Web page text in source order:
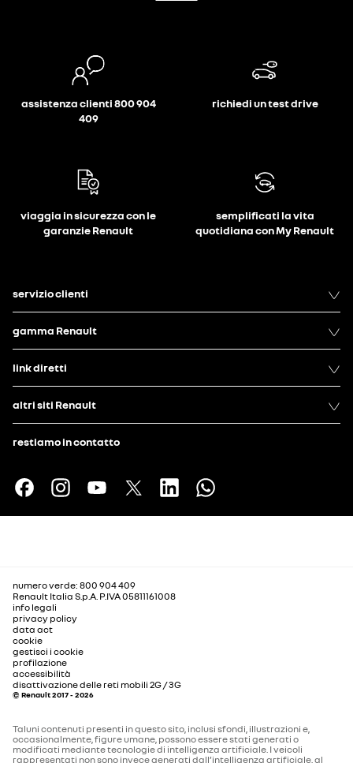
assistenza clienti 800 904
409
richiedi un test drive
viaggia in sicurezza con le
garanzie Renault
semplificati la vita
quotidiana con My Renault
servizio clienti
gamma Renault
link diretti
altri siti Renault
restiamo in contatto
numero verde: 800 904 409
Renault Italia S.p.A. P.IVA 05811161008
info legali
privacy policy
data act
cookie
gestisci i cookie
profilazione
accessibilità
disattivazione delle reti mobili 2G / 3G
© Renault 2017 - 2026
Taluni contenuti presenti in questo sito, inclusi sfondi, illustrazioni e,
occasionalmente, figure umane, possono essere stati generati o
modificati mediante tecnologie di intelligenza artificiale. I veicoli
rappresentati non sono invece generati dall’intelligenza artificiale, al